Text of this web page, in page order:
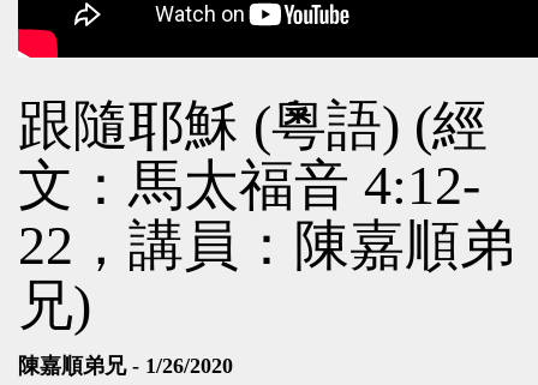
跟隨耶穌 (粵語) (經
文：馬太福音 4:12-
22，講員：陳嘉順弟
兄)
陳嘉順弟兄 - 1/26/2020